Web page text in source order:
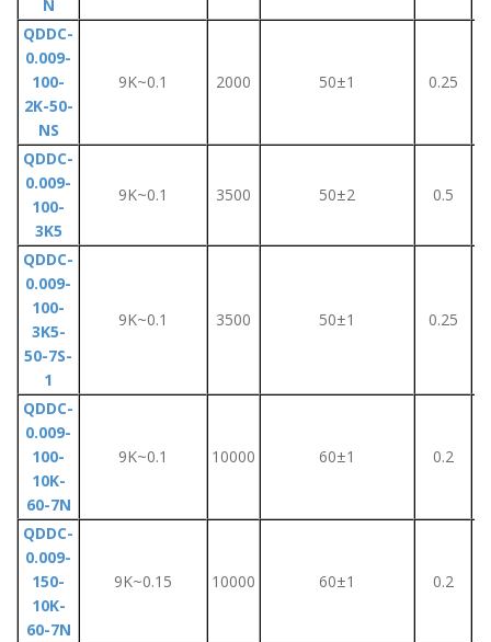
N
QDDC-
0.009-
100-
2K-50-
NS
9K~0.1 2000 50±1 0.25
QDDC-
0.009-
100-
3K5
9K~0.1 3500 50±2 0.5
QDDC-
0.009-
100-
3K5-
50-7S-
1
9K~0.1 3500 50±1 0.25
QDDC-
0.009-
100-
10K-
60-7N
9K~0.1 10000 60±1 0.2
QDDC-
0.009-
150-
10K-
60-7N
9K~0.15 10000 60±1 0.2